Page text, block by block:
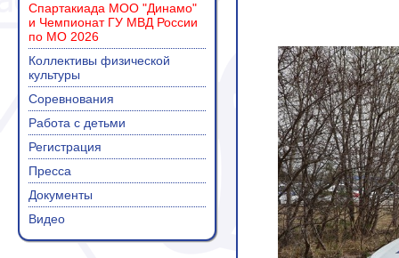
Спартакиада МОО "Динамо"
и Чемпионат ГУ МВД России
по МО 2026
Коллективы физической
культуры
Соревнования
Работа с детьми
Регистрация
Пресса
Документы
Видео